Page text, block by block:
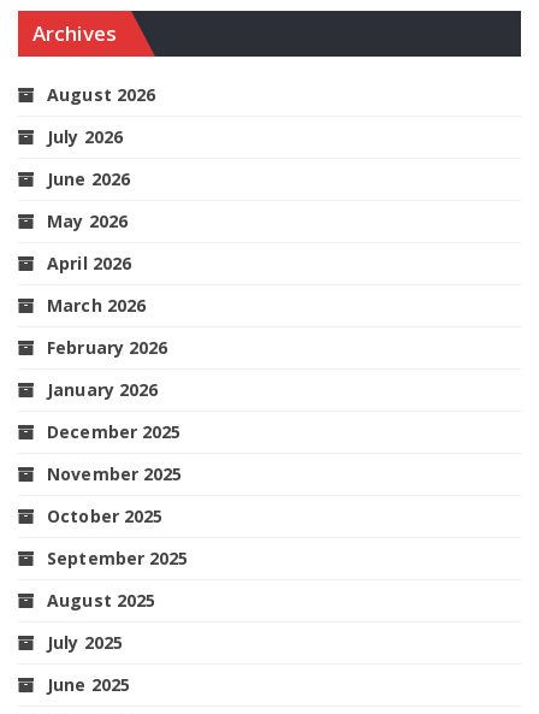
Archives
August 2026
July 2026
June 2026
May 2026
April 2026
March 2026
February 2026
January 2026
December 2025
November 2025
October 2025
September 2025
August 2025
July 2025
June 2025